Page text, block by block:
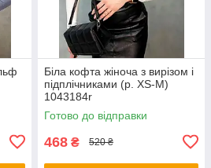
Біла кофта жіноча з вирізом і
підплічниками (р. XS-M)
1043184r
Готово до відправки
468 ₴ 520 ₴